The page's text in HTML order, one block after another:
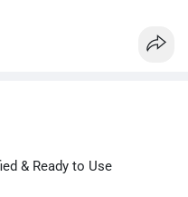
& Ready to Use